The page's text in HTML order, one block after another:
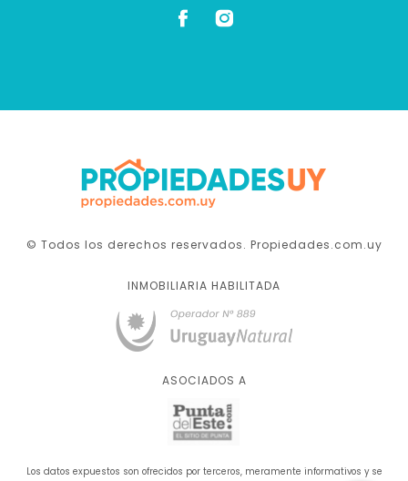
© Todos los derechos reservados. Propiedades.com.uy
INMOBILIARIA HABILITADA
ASOCIADOS A
Los datos expuestos son ofrecidos por terceros, meramente informativos y se